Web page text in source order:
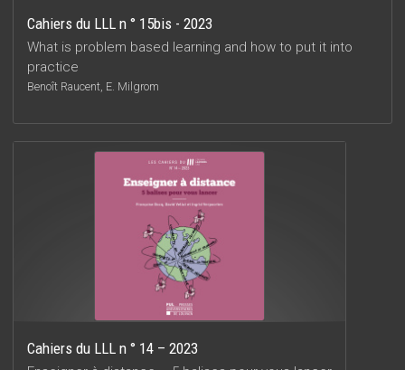
Cahiers du LLL n ° 15bis - 2023
What is problem based learning and how to put it into
practice
Benoît Raucent, E. Milgrom
Cahiers du LLL n ° 14 – 2023